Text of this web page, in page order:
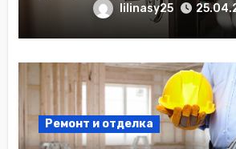
lilinasy25
Ремонт и отделка